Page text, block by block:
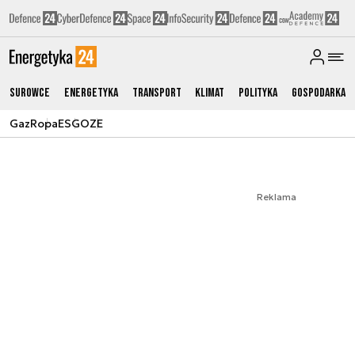
Surowce Energetyka Transport Klimat Polityka Gospodarka
GazRopaESGOZE
Reklama